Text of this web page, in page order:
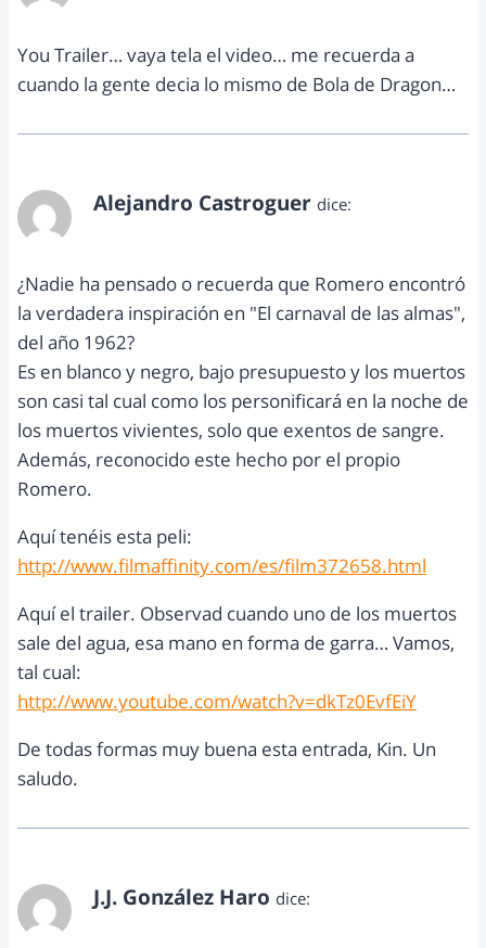
You Trailer… vaya tela el video… me recuerda a
cuando la gente decia lo mismo de Bola de Dragon…
Alejandro Castroguer dice:
¿Nadie ha pensado o recuerda que Romero encontró
la verdadera inspiración en "El carnaval de las almas",
del año 1962?
Es en blanco y negro, bajo presupuesto y los muertos
son casi tal cual como los personificará en la noche de
los muertos vivientes, solo que exentos de sangre.
Además, reconocido este hecho por el propio
Romero.
Aquí tenéis esta peli:
http://www.filmaffinity.com/es/film372658.html
Aquí el trailer. Observad cuando uno de los muertos
sale del agua, esa mano en forma de garra… Vamos,
tal cual:
http://www.youtube.com/watch?v=dkTz0EvfEiY
De todas formas muy buena esta entrada, Kin. Un
saludo.
J.J. González Haro dice: